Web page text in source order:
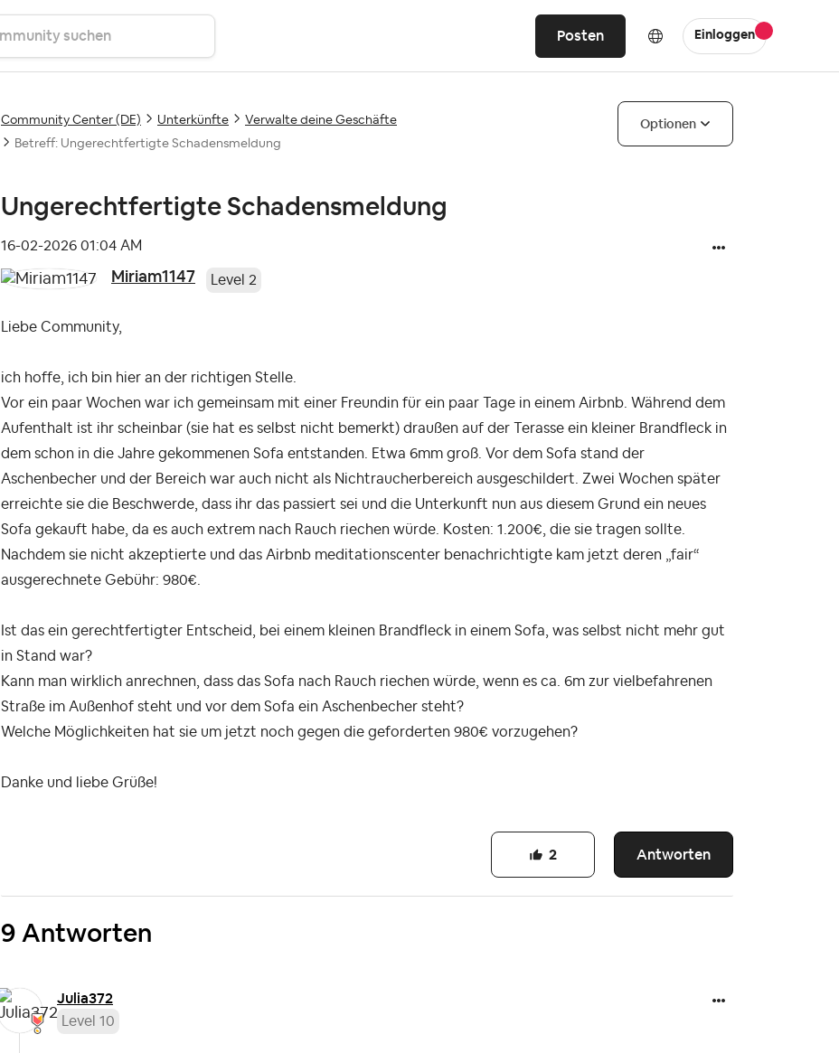
Posten Einloggen
Community Center (DE) Unterkünfte
Verwalte deine Geschäfte
Betreff: Ungerechtfertigte Schadensmeldung
Optionen
Ungerechtfertigte Schadensmeldung
‎16-02-2026 01:04 AM
Miriam1147 Level 2
Liebe Community,
ich hoffe, ich bin hier an der richtigen Stelle.
Vor ein paar Wochen war ich gemeinsam mit einer Freundin für ein paar Tage in einem Airbnb. Während dem
Aufenthalt ist ihr scheinbar (sie hat es selbst nicht bemerkt) draußen auf der Terasse ein kleiner Brandfleck in
dem schon in die Jahre gekommenen Sofa entstanden. Etwa 6mm groß. Vor dem Sofa stand der
Aschenbecher und der Bereich war auch nicht als Nichtraucherbereich ausgeschildert. Zwei Wochen später
erreichte sie die Beschwerde, dass ihr das passiert sei und die Unterkunft nun aus diesem Grund ein neues
Sofa gekauft habe, da es auch extrem nach Rauch riechen würde. Kosten: 1.200€, die sie tragen sollte.
Nachdem sie nicht akzeptierte und das Airbnb meditationscenter benachrichtigte kam jetzt deren „fair“
ausgerechnete Gebühr: 980€.
Ist das ein gerechtfertigter Entscheid, bei einem kleinen Brandfleck in einem Sofa, was selbst nicht mehr gut
in Stand war?
Kann man wirklich anrechnen, dass das Sofa nach Rauch riechen würde, wenn es ca. 6m zur vielbefahrenen
Straße im Außenhof steht und vor dem Sofa ein Aschenbecher steht?
Welche Möglichkeiten hat sie um jetzt noch gegen die geforderten 980€ vorzugehen?
Danke und liebe Grüße!
Antworten
2
9 Antworten
Julia372
Level 10